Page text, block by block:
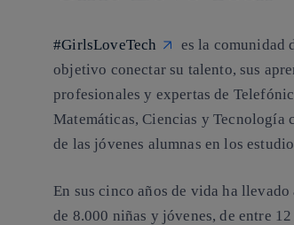
#GirlsLoveTech
es la comunidad
objetivo conectar su talento, sus
profesionales y expertas de
Matemáticas, Ciencias y Tecnología
de las jóvenes alumnas en los
En sus cinco años de vida ha
de 8.000 niñas y jóvenes, de entre